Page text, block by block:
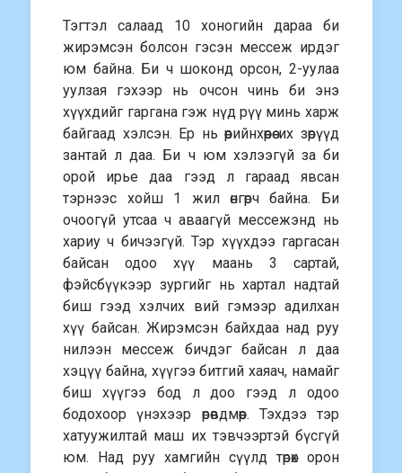
Тэгтэл салаад 10 хоногийн дараа би
жирэмсэн болсон гэсэн мессеж ирдэг
юм байна. Би ч шоконд орсон, 2-уулаа
уулзая гэхээр нь очсон чинь би энэ
хүүхдийг гаргана гэж нүд рүү минь харж
байгаад хэлсэн. Ер нь өөрийнхөөрөө их зөрүүд
зантай л даа. Би ч юм хэлээгүй за би
орой ирье даа гээд л гараад явсан
тэрнээс хойш 1 жил өнгөрч байна. Би
очоогүй утсаа ч аваагүй мессежэнд нь
хариу ч бичээгүй. Тэр хүүхдээ гаргасан
байсан одоо хүү маань 3 сартай,
фэйсбүүкээр зургийг нь хартал надтай
биш гээд хэлчих вий гэмээр адилхан
хүү байсан. Жирэмсэн байхдаа над руу
нилээн мессеж бичдэг байсан л даа
хэцүү байна, хүүгээ битгий хаяач, намайг
биш хүүгээ бод л доо гээд л одоо
бодохоор үнэхээр өрөвдмөөр. Тэхдээ тэр
хатуужилтай маш их тэвчээртэй бүсгүй
юм. Над руу хамгийн сүүлд төрөх орон